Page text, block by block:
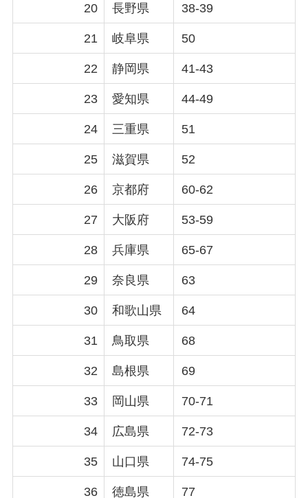
20 長野県 38-39
21 岐阜県 50
22 静岡県 41-43
23 愛知県 44-49
24 三重県 51
25 滋賀県 52
26 京都府 60-62
27 大阪府 53-59
28 兵庫県 65-67
29 奈良県 63
30 和歌山県 64
31 鳥取県 68
32 島根県 69
33 岡山県 70-71
34 広島県 72-73
35 山口県 74-75
36 徳島県 77